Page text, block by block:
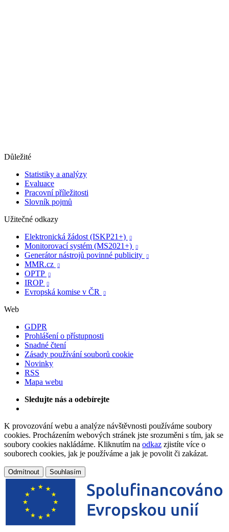
Důležité
Statistiky a analýzy
Evaluace
Pracovní příležitosti
Slovník pojmů
Užitečné odkazy
Elektronická žádost (ISKP21+)

Monitorovací systém (MS2021+) 
Generátor nástrojů povinné publicity 
MMR.cz 
OPTP 
IROP 
Evropská komise v ČR 
Web
GDPR
Prohlášení o přístupnosti
Snadné čtení
Zásady používání souborů cookie
Novinky
RSS
Mapa webu
Sledujte nás a odebírejte
K provozování webu a analýze návštěvnosti používáme soubory
cookies. Procházením webových stránek jste srozuměni s tím, jak se
soubory cookies nakládáme. Kliknutím na odkaz zjistíte více o
souborech cookies, jak je používáme a jak je povolit či zakázat.
Odmítnout Souhlasím